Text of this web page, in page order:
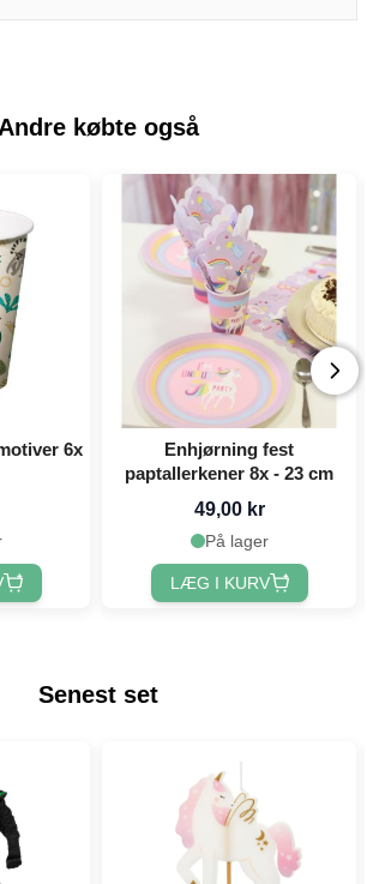
Andre købte også
6x
Enhjørning fest
paptallerkener 8x - 23 cm
49,00 kr
På lager
LÆG I KURV
Senest set